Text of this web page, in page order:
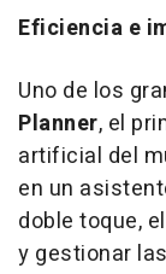
Eficiencia e
Uno de los
Planner, el
artificial del
en un
doble toque,
y gestionar